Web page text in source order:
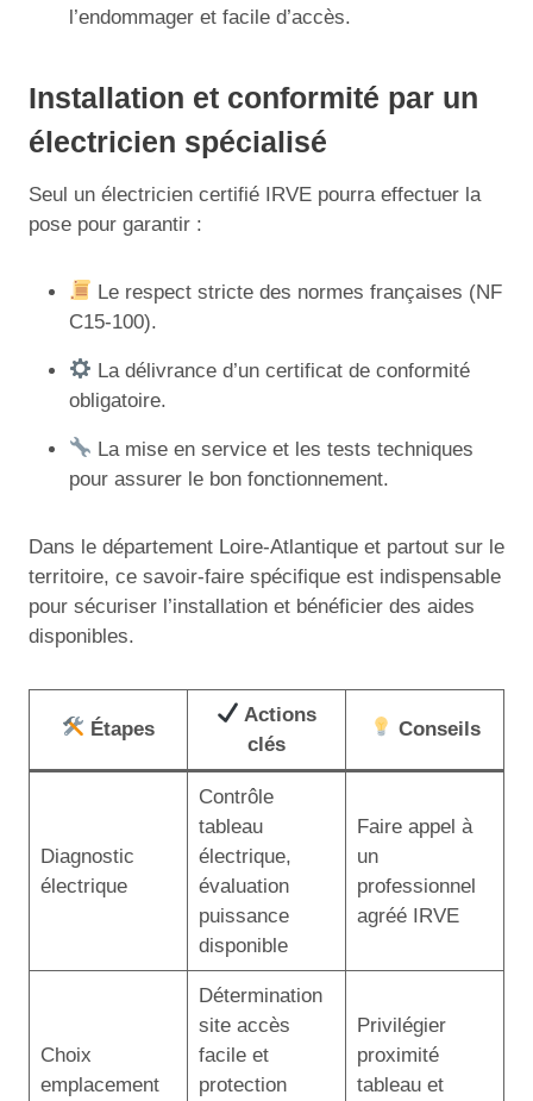
l’endommager et facile d’accès.
Installation et conformité par un
électricien spécialisé
Seul un électricien certifié IRVE pourra effectuer la
pose pour garantir :
Le respect stricte des normes françaises (NF
C15-100).
La délivrance d’un certificat de conformité
obligatoire.
La mise en service et les tests techniques
pour assurer le bon fonctionnement.
Dans le département Loire-Atlantique et partout sur le
territoire, ce savoir-faire spécifique est indispensable
pour sécuriser l’installation et bénéficier des aides
disponibles.
Étapes
Actions
clés
Conseils
Diagnostic
électrique
Contrôle
tableau
électrique,
évaluation
puissance
disponible
Faire appel à
un
professionnel
agréé IRVE
Choix
emplacement
Détermination
site accès
facile et
protection
Privilégier
proximité
tableau et